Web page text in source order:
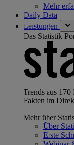
Mehr
Daily Data
Leistungen
Das Statistik
Trends aus
Fakten im
Mehr über
Über
Erste